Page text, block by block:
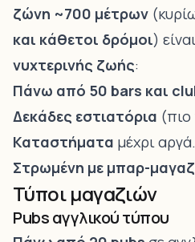
ζώνη ~700 μέτρων
και κάθετοι δρόμοι)
νυχτερινής ζωής:
Πάνω από 50 bars και
Δεκάδες εστιατόρια (πιο
Καταστήματα μέχρι αργά.
Στρωμένη με μπαρ-
Τύποι μαγαζιών
Pubs αγγλικού τύπου